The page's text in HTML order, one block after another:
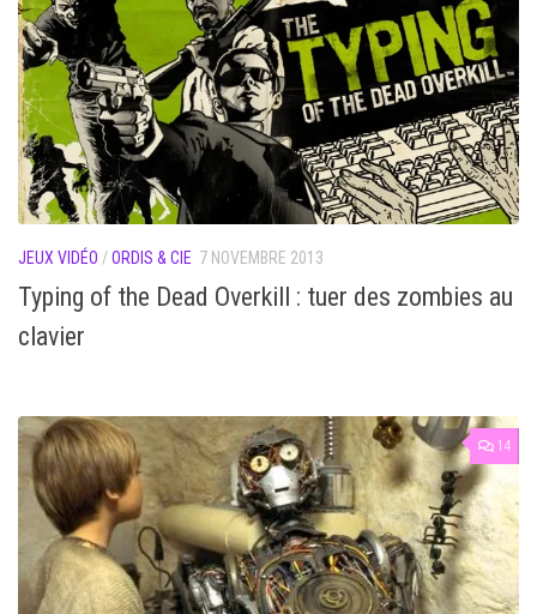
JEUX VIDÉO /ORDIS & CIE 7 NOVEMBRE 2013
Typing of the Dead Overkill : tuer des zombies au
clavier
14